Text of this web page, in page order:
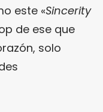
este «Sincerity
de ese que
solo